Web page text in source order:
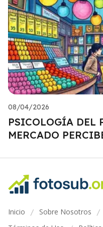
08/04/2026
PSICOLOGÍA DEL
MERCADO
Inicio / Sobre Nosotros /